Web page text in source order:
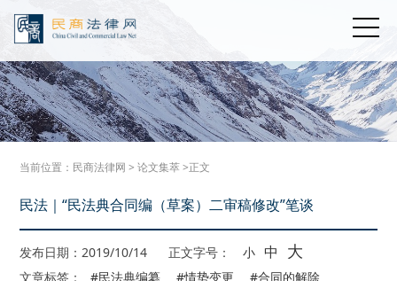
当前位置： 民商法律网 >论文集萃>正文
民法｜“民法典合同编（草案）二审稿修改”笔谈
发布日期：2019/10/14 正文字号： 小 中 大
文章标签： #民法典编纂 #情势变更
#合同的解除